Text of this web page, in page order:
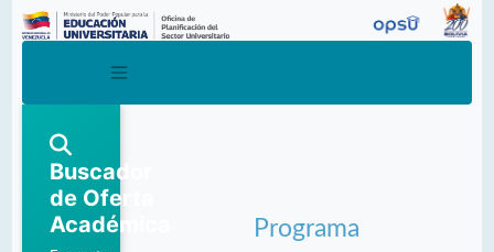
Buscador
de Oferta
Académica
Programa